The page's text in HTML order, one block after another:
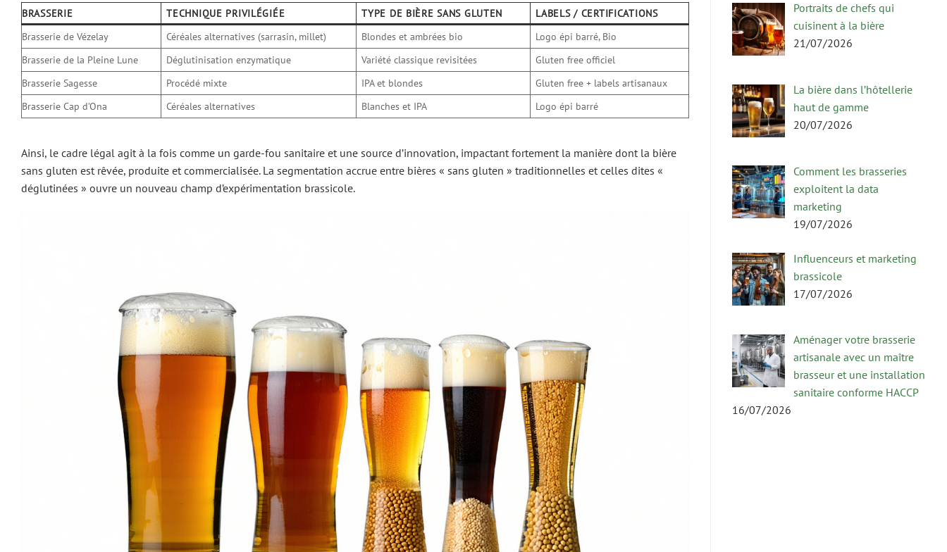
BRASSERIE TECHNIQUE PRIVILÉGIÉE TYPE DE BIÈRE SANS GLUTEN
LABELS / CERTIFICATIONS
Brasserie de Vézelay
Céréales alternatives (sarrasin, millet) Blondes et ambrées bio
Logo épi barré, Bio
Brasserie de la Pleine Lune
Déglutinisation enzymatique Variété classique revisitées
Gluten free officiel
Brasserie Sagesse
Procédé mixte IPA et blondes
Gluten free + labels artisanaux
Brasserie Cap d’Ona
Céréales alternatives Blanches et IPA Logo épi barré
Ainsi, le cadre légal agit à la fois comme un garde-fou sanitaire et une source d’innovation, impactant fortement la manière dont la bière
sans gluten est rêvée, produite et commercialisée. La segmentation accrue entre bières « sans gluten » traditionnelles et celles dites «
déglutinées » ouvre un nouveau champ d’expérimentation brassicole.
Portraits de chefs qui
cuisinent à la bière
21/07/2026
La bière dans l’hôtellerie
haut de gamme
20/07/2026
Comment les brasseries
exploitent la data
marketing
19/07/2026
Influenceurs et marketing
brassicole
17/07/2026
Aménager votre brasserie
artisanale avec un maître
brasseur et une installation
sanitaire conforme HACCP
16/07/2026